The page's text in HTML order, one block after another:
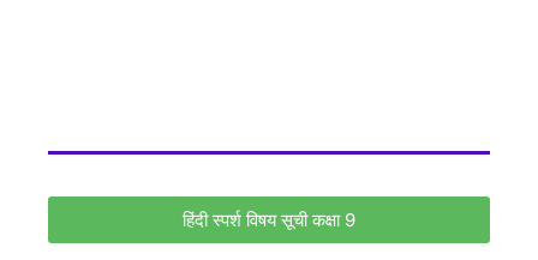
हिंदी स्पर्श विषय सूची कक्षा 9